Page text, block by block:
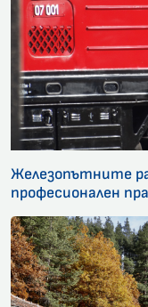
Железопътните
професионален